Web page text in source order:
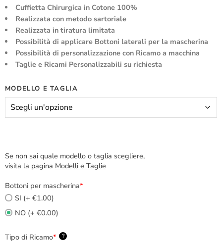
Cuffietta Chirurgica in Cotone 100%
Realizzata con metodo sartoriale
Realizzata in tiratura limitata
Possibilità di applicare Bottoni laterali per la mascherina
Possibilità di personalizzazione con Ricamo a macchina
Taglie e Ricami Personalizzabili su richiesta
MODELLO E TAGLIA
Se non sai quale modello o taglia scegliere,
visita la pagina Modelli e Taglie
Bottoni per mascherina*
SI (+ €1.00)
NO (+ €0.00)
Tipo di Ricamo* ?